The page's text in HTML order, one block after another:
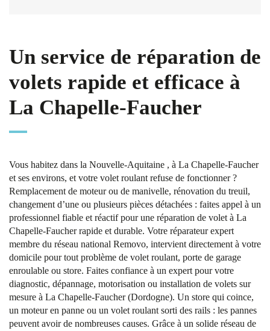
Un service de réparation de
volets rapide et efficace à
La Chapelle-Faucher
Vous habitez dans la Nouvelle-Aquitaine , à La Chapelle-Faucher
et ses environs, et votre volet roulant refuse de fonctionner ?
Remplacement de moteur ou de manivelle, rénovation du treuil,
changement d’une ou plusieurs pièces détachées : faites appel à un
professionnel fiable et réactif pour une réparation de volet à La
Chapelle-Faucher rapide et durable. Votre réparateur expert
membre du réseau national Removo, intervient directement à votre
domicile pour tout problème de volet roulant, porte de garage
enroulable ou store. Faites confiance à un expert pour votre
diagnostic, dépannage, motorisation ou installation de volets sur
mesure à La Chapelle-Faucher (Dordogne). Un store qui coince,
un moteur en panne ou un volet roulant sorti des rails : les pannes
peuvent avoir de nombreuses causes. Grâce à un solide réseau de